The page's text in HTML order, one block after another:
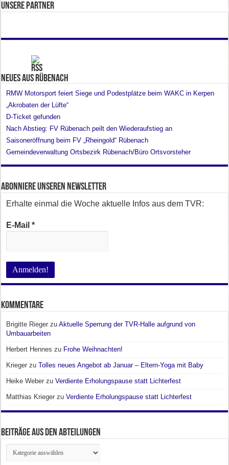
Unsere Partner
Neues aus Rübenach
RMW Motorsport feiert Siege und Podestplätze beim WAKC in Kerpen
„Akrobaten der Lüfte“
D-Ticket gefunden
Nach Abstieg: FV Rübenach peilt den Wiederaufstieg an
Saisoneröffnung beim FV „Rheingold“ Rübenach
Gemeindeverwaltung Ortsbezirk Rübenach/Büro Ortsvorsteher
Abonniere unseren Newsletter
Erhalte einmal die Woche aktuelle Infos aus dem TVR:
E-Mail*
Kommentare
Brigitte Rieger zuAktuelle Sperrung der TVR-Halle aufgrund von
Umbauarbeiten
Herbert Hennes zu Frohe Weihnachten!
Krieger zuTolles neues Angebot ab Januar – Eltern-Yoga mit Baby
Heike Weber zuVerdiente Erholungspause statt Lichterfest
Matthias Krieger zuVerdiente Erholungspause statt Lichterfest
Beiträge aus den Abteilungen
Beiträge
aus
den